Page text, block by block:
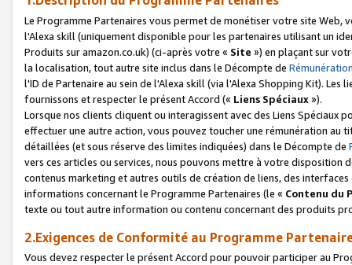
Le Programme Partenaires vous permet de monétiser votre site Web,
l'Alexa skill (uniquement disponible pour les partenaires utilisant un
Produits sur amazon.co.uk) (ci-après votre « Site ») en plaçant sur
la localisation, tout autre site inclus dans le Décompte de
l'ID de Partenaire au sein de l'Alexa skill (via l'Alexa Shopping Kit).
fournissons et respecter le présent Accord (« Liens Spéciaux»).
Lorsque nos clients cliquent ou interagissent avec des Liens Spéciaux
effectuer une autre action, vous pouvez toucher une rémunération
détaillées (et sous réserve des limites indiquées) dans le Décompte de
vers ces articles ou services, nous pouvons mettre à votre disposition
contenus marketing et autres outils de création de liens, des
informations concernant le Programme Partenaires (le « Contenu du
texte ou tout autre information ou contenu concernant des produits
2.Exigences de Conformité au Programme
Vous devez respecter le présent Accord pour pouvoir participer au